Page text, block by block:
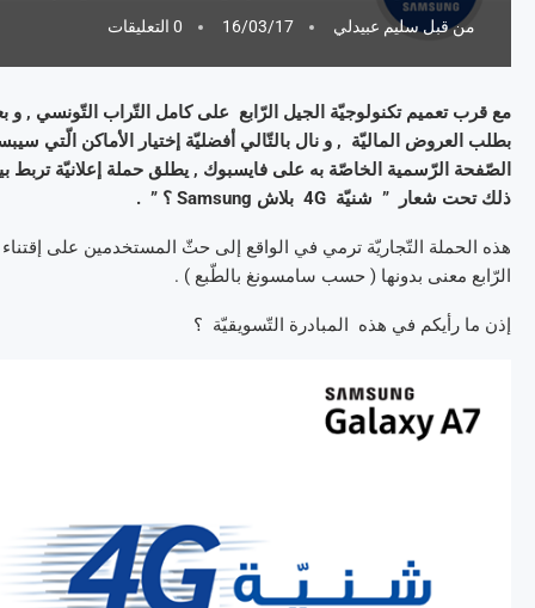
من قبل سليم عبيدلي 16/03/17 0 التعليقات
مع قرب تعميم تكنولوجيّة الجيل الرّابع على كامل التّراب التّونسي ,
بطلب العروض الماليّة , و نال بالتّالي أفضليّة إختيار الأماكن الّتي
الصّفحة الرّسمية الخاصّة به على فايسبوك , يطلق حملة إعلانيّة تربط
ذلك تحت شعار ” شنيّة 4G بلاش Samsung ؟ ” .
هذه الحملة التّجاريّة ترمي في الواقع إلى حثّ المستخدمين على
الرّابع معنى بدونها ( حسب سامسونغ بالطّبع ) .
إذن ما رأيكم في هذه المبادرة التّسويقيّة ؟